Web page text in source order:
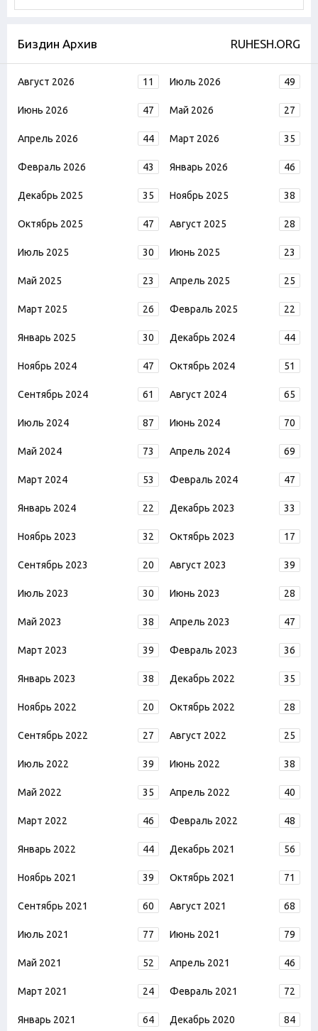
Биздин Архив RUHESH.ORG
Август 2026 11 Июль 2026 49
Июнь 2026 47 Май 2026 27
Апрель 2026 44 Март 2026 35
Февраль 2026 43 Январь 2026 46
Декабрь 2025 35 Ноябрь 2025 38
Октябрь 2025 47 Август 2025 28
Июль 2025 30 Июнь 2025 23
Май 2025 23 Апрель 2025 25
Март 2025 26 Февраль 2025 22
Январь 2025 30 Декабрь 2024 44
Ноябрь 2024 47 Октябрь 2024 51
Сентябрь 2024 61 Август 2024 65
Июль 2024 87 Июнь 2024 70
Май 2024 73 Апрель 2024 69
Март 2024 53 Февраль 2024 47
Январь 2024 22 Декабрь 2023 33
Ноябрь 2023 32 Октябрь 2023 17
Сентябрь 2023 20 Август 2023 39
Июль 2023 30 Июнь 2023 28
Май 2023 38 Апрель 2023 47
Март 2023 39 Февраль 2023 36
Январь 2023 38 Декабрь 2022 35
Ноябрь 2022 20 Октябрь 2022 28
Сентябрь 2022 27 Август 2022 25
Июль 2022 39 Июнь 2022 38
Май 2022 35 Апрель 2022 40
Март 2022 46 Февраль 2022 48
Январь 2022 44 Декабрь 2021 56
Ноябрь 2021 39 Октябрь 2021 71
Сентябрь 2021 60 Август 2021 68
Июль 2021 77 Июнь 2021 79
Май 2021 52 Апрель 2021 46
Март 2021 24 Февраль 2021 72
Январь 2021 64 Декабрь 2020 84